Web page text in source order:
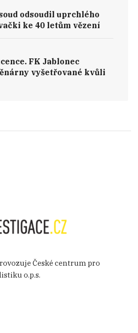
odsoudil uprchlého
ke 40 letům vězení
FK Jablonec
vyšetřované kvůli
České centrum pro
o.p.s.